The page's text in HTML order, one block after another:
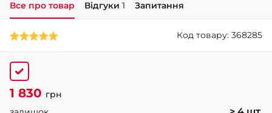
- Щепкіна
Все про товар Відгуки 1 Запитання
Код товару: 368285
1 830 грн